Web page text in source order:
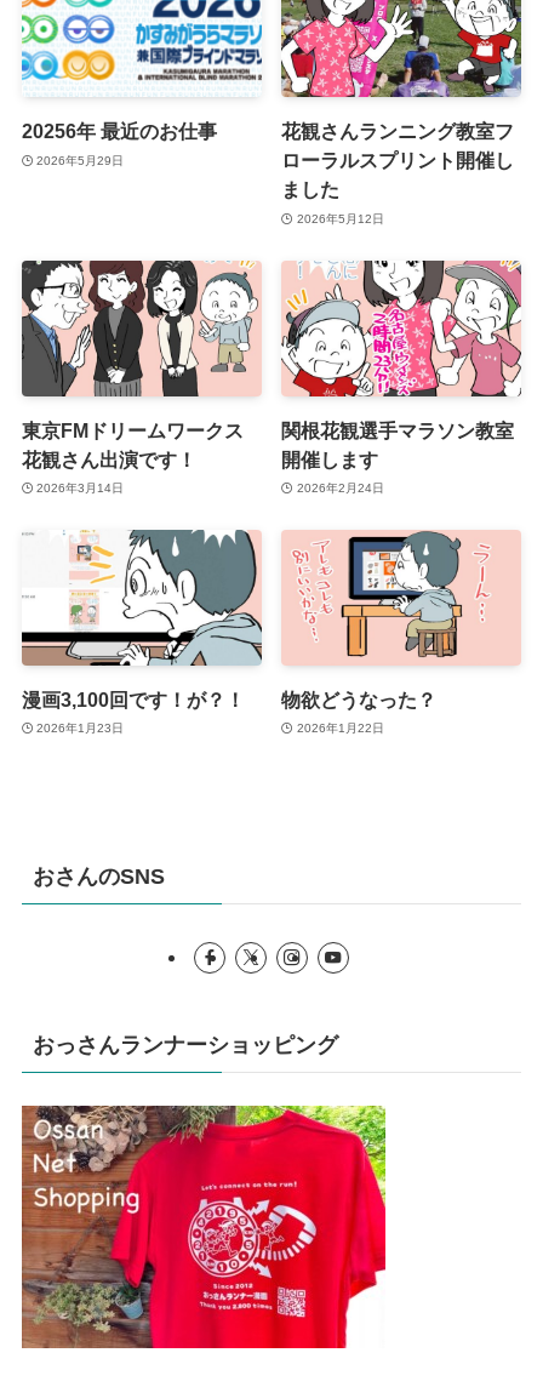
20256年 最近のお仕事
2026年5月29日
花観さんランニング教室フ
ローラルスプリント開催し
ました
2026年5月12日
東京FMドリームワークス
花観さん出演です！
2026年3月14日
関根花観選手マラソン教室
開催します
2026年2月24日
漫画3,100回です！が？！
2026年1月23日
物欲どうなった？
2026年1月22日
おさんのSNS
おっさんランナーショッピング